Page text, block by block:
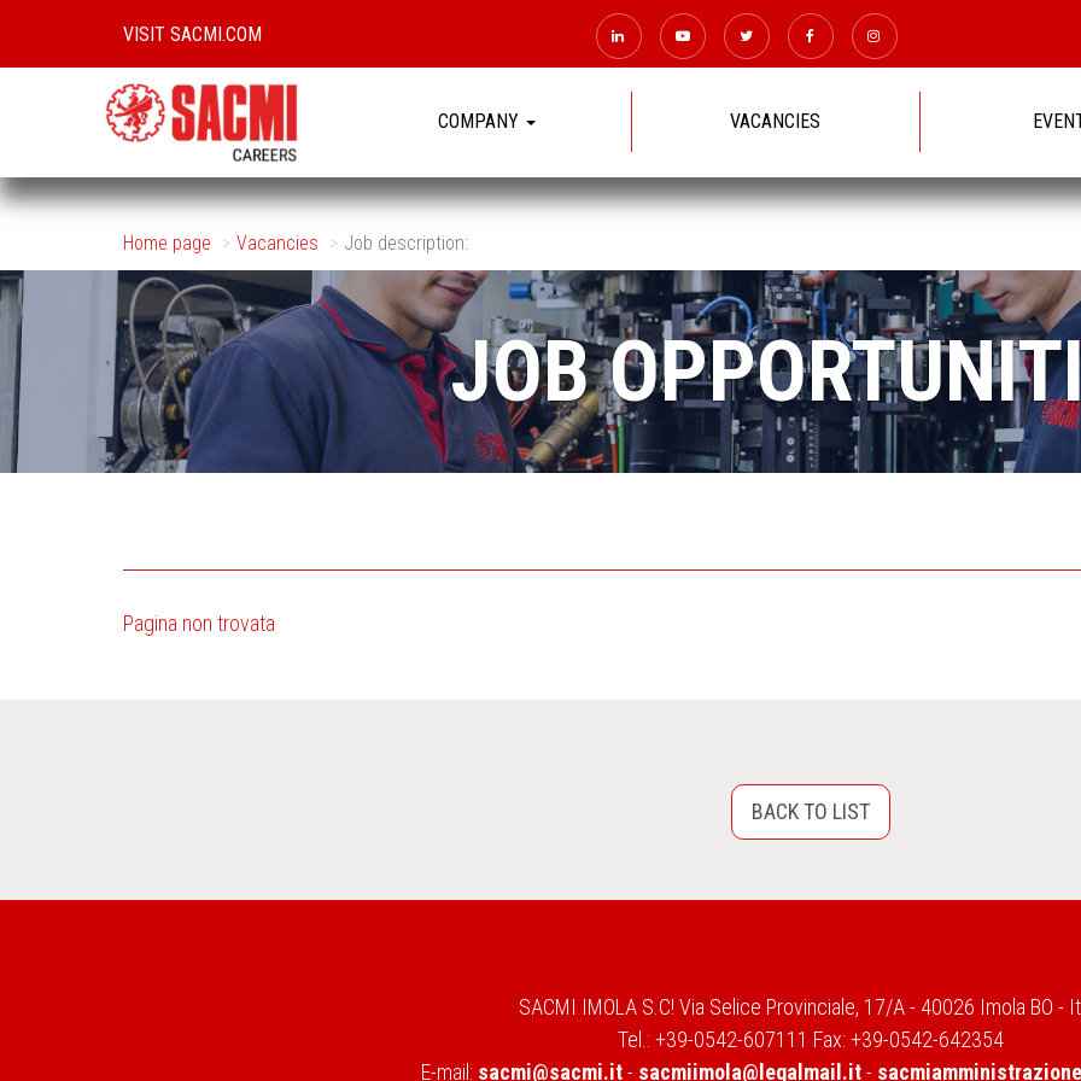
VISIT SACMI.COM
COMPANY VACANCIES
Home page Vacancies Job description:
JOB
Pagina non trovata
BACK TO LIST
SACMI IMOLA S.C! Via Selice Provinciale, 17/A - 40026 Imola BO -
Tel.: +39-0542-607111 Fax: +39-0542-642354
E-mail: sacmi@sacmi.it- sacmiimola@legalmail.it-